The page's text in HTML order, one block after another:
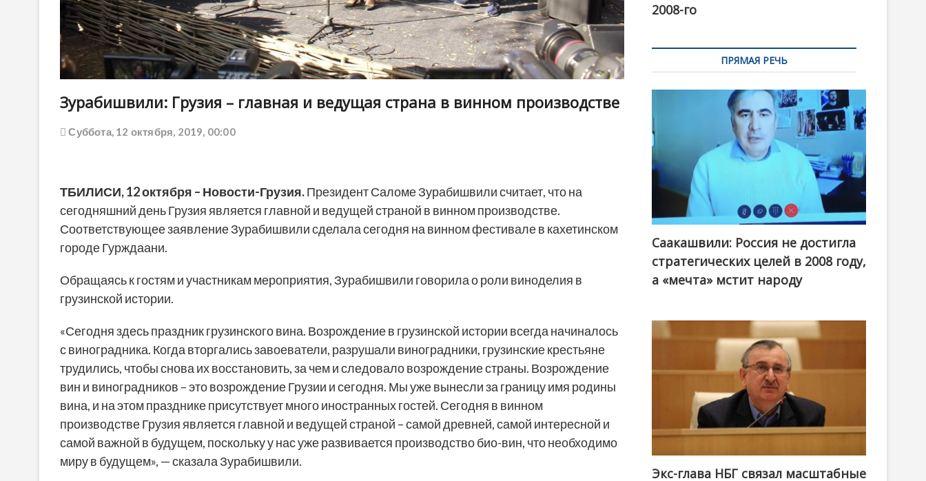
Зурабишвили: Грузия – главная и ведущая страна в винном производстве
Суббота, 12 октября, 2019, 00:00
ТБИЛИСИ, 12 октября – Новости-Грузия.Президент Саломе Зурабишвили считает, что на
сегодняшний день Грузия является главной и ведущей страной в винном производстве.
Соответствующее заявление Зурабишвили сделала сегодня на винном фестивале в кахетинском
городе Гурждаани.
Обращаясь к гостям и участникам мероприятия, Зурабишвили говорила о роли виноделия в
грузинской истории.
«Сегодня здесь праздник грузинского вина. Возрождение в грузинской истории всегда начиналось
с виноградника. Когда вторгались завоеватели, разрушали виноградники, грузинские крестьяне
трудились, чтобы снова их восстановить, за чем и следовало возрождение страны. Возрождение
вин и виноградников – это возрождение Грузии и сегодня. Мы уже вынесли за границу имя родины
вина, и на этом празднике присутствует много иностранных гостей. Сегодня в винном
производстве Грузия является главной и ведущей страной – самой древней, самой интересной и
самой важной в будущем, поскольку у нас уже развивается производство био-вин, что необходимо
миру в будущем», — сказала Зурабишвили.
2008-го
ПРЯМАЯ РЕЧЬ
Саакашвили: Россия не достигла
стратегических целей в 2008 году,
а «мечта» мстит народу
Экс-глава НБГ связал масштабные